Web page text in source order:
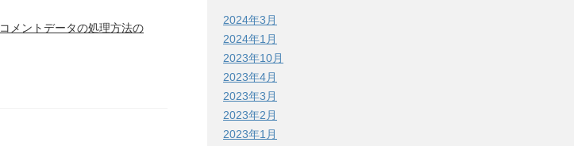
コメントデータの処理方法の
2024年3月
2024年1月
2023年10月
2023年4月
2023年3月
2023年2月
2023年1月